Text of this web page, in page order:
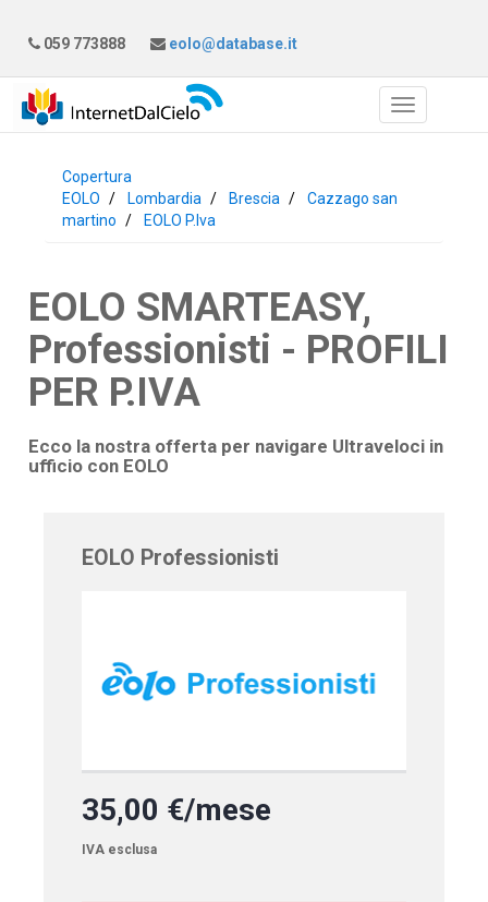
059 773888 eolo@database.it
Copertura
EOLO
Lombardia Brescia
Cazzago san
martino
EOLO P.Iva
EOLO SMARTEASY,
Professionisti - PROFILI
PER P.IVA
Ecco la nostra offerta per navigare Ultraveloci in
ufficio con EOLO
EOLO Professionisti
35,00 €/mese
IVA esclusa